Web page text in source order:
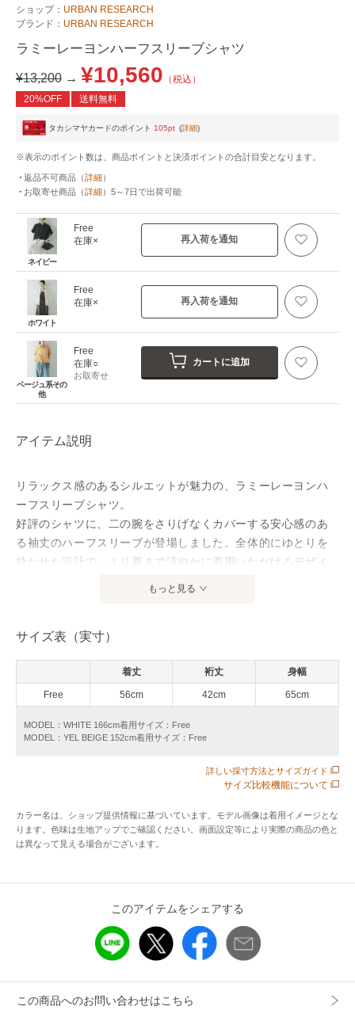
ショップ： URBAN RESEARCH
ブランド： URBAN RESEARCH
ラミーレーヨンハーフスリーブシャツ
¥13,200 → ¥10,560 （税込）
20%OFF
送料無料
タカシマヤカードのポイント 105pt (詳細)
※表示のポイント数は、商品ポイントと決済ポイントの合計目安となります。
返品不可商品 （詳細）
お取寄せ商品 （詳細） 5～7日で出荷可能
ネイビー
Free
在庫×
再入荷を通知
ホワイト
Free
在庫×
再入荷を通知
ベージュ系その
他
Free
在庫○
お取寄せ
カートに追加
アイテム説明
リラックス感のあるシルエットが魅力の、ラミーレーヨンハ
ーフスリーブシャツ。
好評のシャツに、二の腕をさりげなくカバーする安心感のあ
る袖丈のハーフスリーブが登場しました。全体的にゆとりを
持たせた設計で、より夏まで涼やかに着用いただけるデザイ
肌離れが良く通気性にも優れているため、夏本番も驚くほど
裾のドローコードを絞れば丸みのある立体的なシルエットに
変化し、どんなボトムスとも絶妙なバランスを叶えます。
織りとしても重宝します。
ながらこなれた表情を演出してくれます。
POINT
・二の腕をカバーする絶妙な袖丈デザイン
・裾のドロストでシルエットの変化を楽しめ、ボトムスを選
・ラミーレーヨンのさらりとした肌触りで、夏場も快適な着
【2026 Spring/Summer】【26SS】
※商品画像は、光の当たり具合やパソコンなどの閲覧環境に
より、実際の色味と異なって見える場合がございます。予め
もっと見る
サイズ表（実寸）
着丈 裄丈 身幅
Free 56cm 42cm 65cm
MODEL：WHITE 166cm着用サイズ：Free
MODEL：YEL BEIGE 152cm着用サイズ：Free
詳しい採寸方法とサイズガイド
サイズ比較機能について
カラー名は、ショップ提供情報に基づいています。モデル画像は着用イメージとな
ります。色味は生地アップでご確認ください。画面設定等により実際の商品の色と
は異なって見える場合がございます。
このアイテムをシェアする
この商品へのお問い合わせはこちら